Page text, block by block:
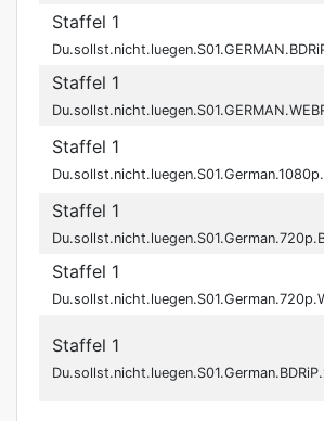
Staffel 1
Staffel 1
Staffel 1
Staffel 1
Staffel 1
Staffel 1